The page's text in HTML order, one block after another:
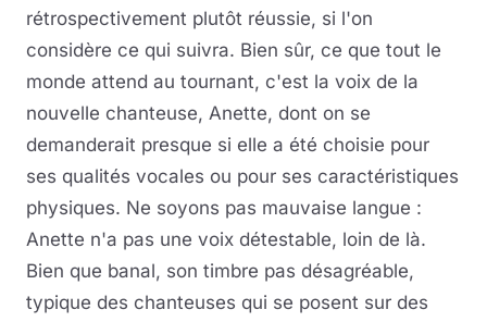
rétrospectivement plutôt réussie, si l'on
considère ce qui suivra. Bien sûr, ce que tout le
monde attend au tournant, c'est la voix de la
nouvelle chanteuse, Anette, dont on se
demanderait presque si elle a été choisie pour
ses qualités vocales ou pour ses caractéristiques
physiques. Ne soyons pas mauvaise langue :
Anette n'a pas une voix détestable, loin de là.
Bien que banal, son timbre pas désagréable,
typique des chanteuses qui se posent sur des